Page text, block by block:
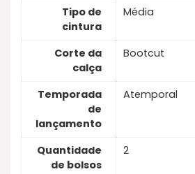
Tipo de
cintura
Média
Corte da
calça
Bootcut
Temporada
de
lançamento
Atemporal
Quantidade
de bolsos
2